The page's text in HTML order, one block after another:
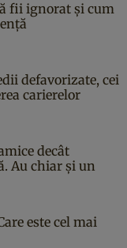
fii ignorat și cum
defavorizate, cei
carierelor
decât
Au chiar și un
este cel mai